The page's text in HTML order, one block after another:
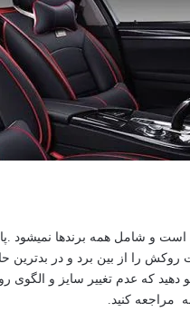
و شامل همه برندها نمیشود
روکش را از بین برد و در بدترین
که عدم تغییر سایز و الگوی
مراجعه کنید.